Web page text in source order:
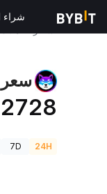
شراء
سعر Pulse Inu
24H
7D